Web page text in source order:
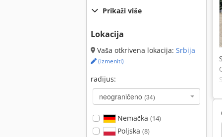
Prikaži više
Lokacija
Vaša otkrivena lokacija: Srbija
(izmeniti)
radijus:
neograničeno (34)
Nemačka (14)
Poljska (8)
Kobelco Bager Za Puzanje